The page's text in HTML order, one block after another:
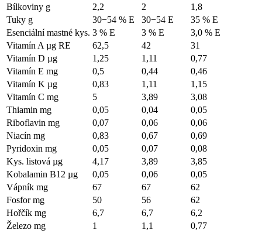
Bílkoviny g
2,2 2
1,8
Tuky g
30−54 % E 30−54 E
35 % E
Esenciální mastné kys. 3 % E 3 % E
3,0 % E
Vitamín A µg RE
62,5 42
31
Vitamín D µg
1,25 1,11
0,77
Vitamín E mg
0,5 0,44
0,46
Vitamín K µg
0,83 1,11
1,15
Vitamín C mg
5 3,89
3,08
Thiamin mg
0,05 0,04
0,05
Riboflavin mg
0,07 0,06
0,06
Niacín mg
0,83 0,67
0,69
Pyridoxin mg
0,05 0,07
0,08
Kys. listová µg
4,17 3,89
3,85
Kobalamin B12 µg
0,05 0,06
0,05
Vápník mg
67 67
62
Fosfor mg
50 56
62
Hořčík mg
6,7 6,7
6,2
Železo mg
1 1,1
0,77